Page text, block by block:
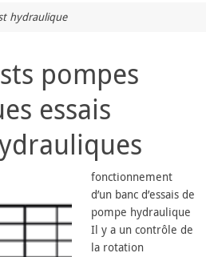
hydraulique
pompes
essais
fonctionnement
d’un banc d’essais de
pompe hydraulique
Il y a un contrôle de
la rotation